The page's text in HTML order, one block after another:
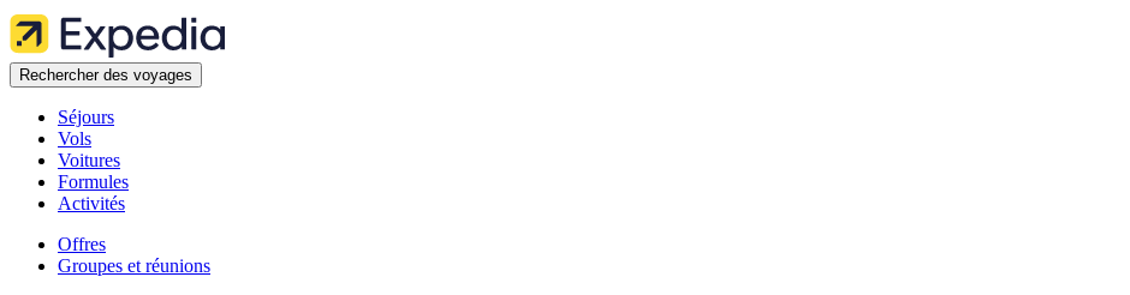
Rechercher des voyages
Séjours
Vols
Voitures
Formules
Activités
Offres
Groupes et réunions